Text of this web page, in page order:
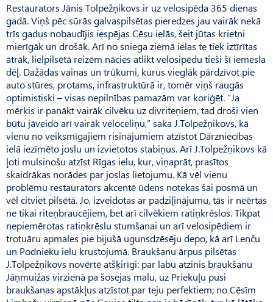
Restaurators Jānis Tol­pež­ņi­kovs ir uz velosipēda 365 dienas
gadā. Viņš pēc sūrās galvaspilsētas pieredzes jau vairāk nekā
trīs gadus nobaudījis iespējas Cēsu ielās, šeit jūtas krietni
mierīgāk un drošāk. Arī no sniega ziemā ielas te tiek iztīrītas
ātrāk, lielpilsētā reizēm nācies atlikt velosipēdu tieši šī iemesla
dēļ. Dažādas vainas un trūkumi, kurus vieglāk pārdzīvot pie
auto stūres, protams, infrastruktūrā ir, tomēr viņš raugās
optimistiski – visas nepilnības pamazām var koriģēt. “Ja
mērķis ir panākt vairāk cilvēku uz divriteņiem, tad droši vien
būtu jāveido arī vairāk veloceliņu,” saka J.Tolpežņikovs, kā
vienu no veiksmīgajiem risinājumiem atzīstot Dārzniecības
ielā iezīmēto joslu un izvietotos stabiņus. Arī J.Tolpežņikovs kā
ļoti mulsinošu atzīst Rīgas ielu, kur, viņaprāt, prasītos
skaidrākas norādes par joslas lietojumu. Kā vēl vienu
problēmu restaurators akcentē ūdens notekas šai posmā un
vēl citviet pilsētā. Jo, izveidotas ar padziļinājumu, tās ir neērtas
ne tikai riteņbraucējiem, bet arī cilvēkiem ratiņkrēslos. Tikpat
nepiemērotas ratiņkrēslu stumšanai un arī velosipēdiem ir
trotuāru apmales pie bijušā ugunsdzēsēju depo, kā arī Lenču
un Podnieku ielu krustojumā. Braukšanu ārpus pilsētas
J.Tolpežņikovs novērtē atšķirīgi: par labu atzinis braukšanu
Jāņmuižas virzienā pa šosejas malu, uz Priekuļu pusi
braukšanas apstākļus atzīstot par teju perfektiem; no Cēsīm